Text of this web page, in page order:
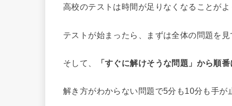
高校のテストは時間が足りなくなることがよ
テストが始まったら、まずは全体の問題を見
そして、 「すぐに解けそうな問題」から順
解き方がわからない問題で5分も10分も手